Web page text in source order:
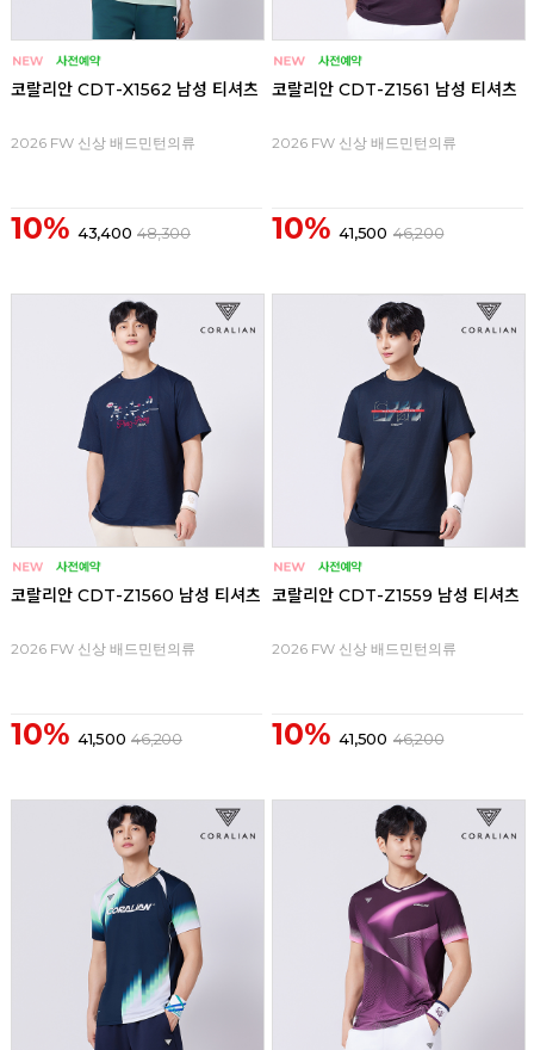
코랄리안 CDT-X1562 남성 티셔츠
2026 FW 신상 배드민턴의류
10% 43,400 48,300
코랄리안 CDT-Z1561 남성 티셔츠
2026 FW 신상 배드민턴의류
10% 41,500 46,200
코랄리안 CDT-Z1560 남성 티셔츠
2026 FW 신상 배드민턴의류
10% 41,500 46,200
코랄리안 CDT-Z1559 남성 티셔츠
2026 FW 신상 배드민턴의류
10% 41,500 46,200